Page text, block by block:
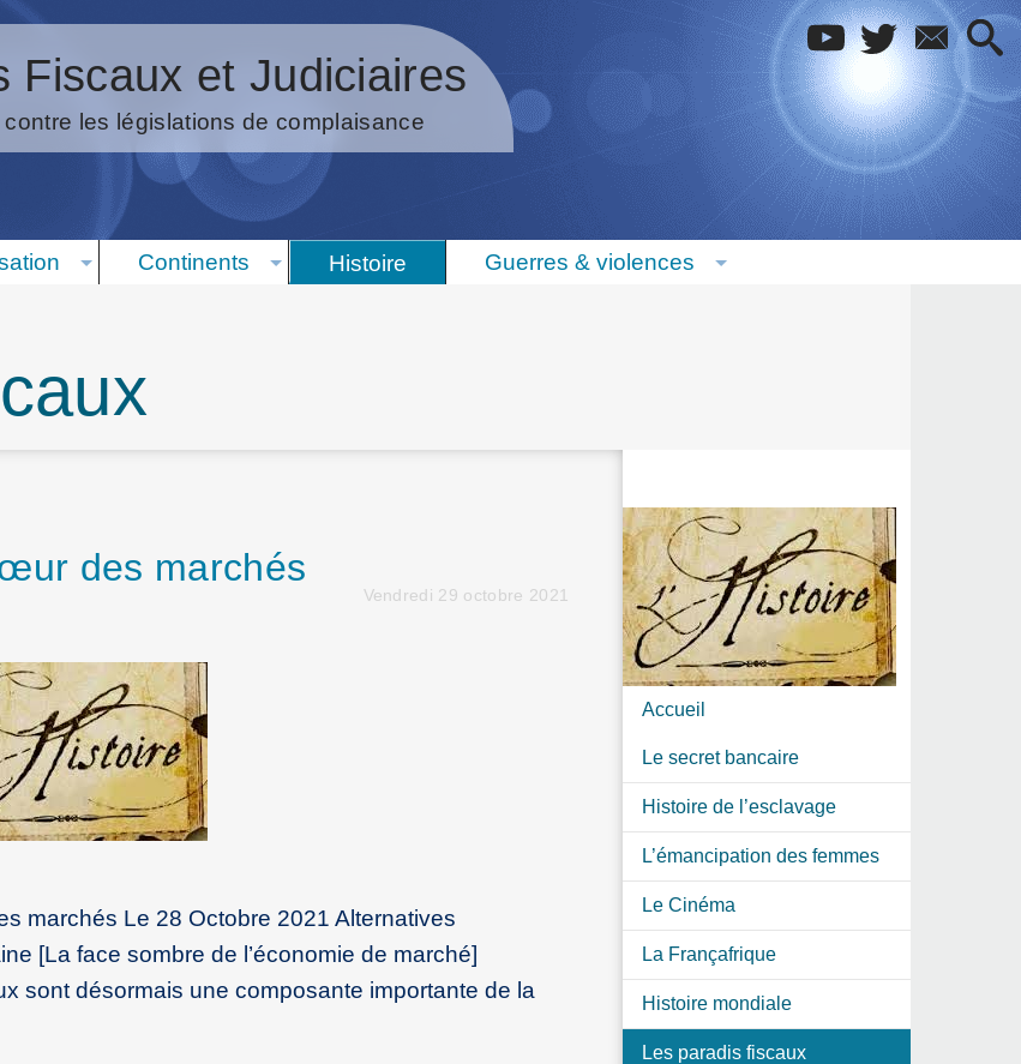
Fiscaux et Judiciaires
contre les législations de complaisance
Continents Histoire Guerres & violences
des marchés
Vendredi 29 octobre 2021
marchés Le 28 Octobre 2021 Alternatives
[La face sombre de l’économie de marché]
sont désormais une composante importante de la
Accueil
Le secret bancaire
Histoire de l’esclavage
L’émancipation des femmes
Le Cinéma
La Françafrique
Histoire mondiale
Les paradis fiscaux